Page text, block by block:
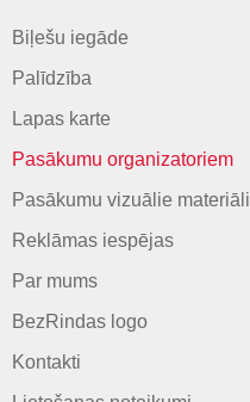
Biļešu iegāde
Palīdzība
Lapas karte
Pasākumu organizatoriem
Pasākumu vizuālie materiāli
Reklāmas iespējas
Par mums
BezRindas logo
Kontakti